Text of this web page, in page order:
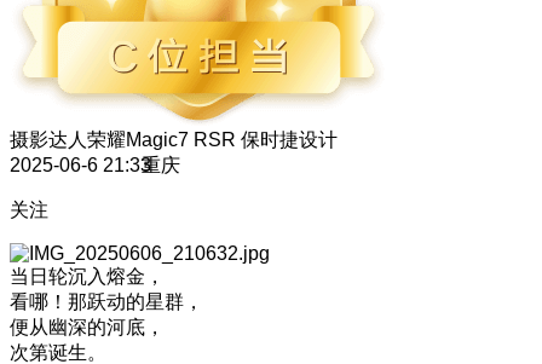
摄影达人 荣耀Magic7 RSR 保时捷设计
2025-06-6 21:33重庆
关注
当日轮沉入熔金，
看哪！那跃动的星群，
便从幽深的河底，
次第诞生。